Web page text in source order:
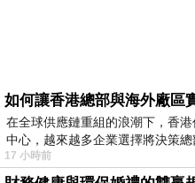
如何讓香港總部與海外廠區
在全球供應鏈重組的浪潮下，香
中心，越來越多企業選擇將決策
17 小時前